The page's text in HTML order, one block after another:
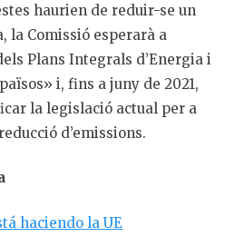
haurien de reduir-se un
la Comissió esperarà a
Plans Integrals d’Energia i
i, fins a juny de 2021,
la legislació actual per a
d’emissions.
haciendo la UE